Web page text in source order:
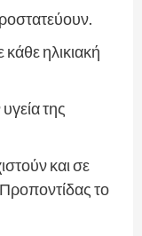
κάθε ηλικιακή
της
και σε
το